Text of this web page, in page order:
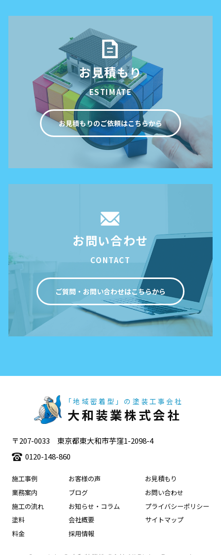
お見積もり
ESTIMATE
お見積もりのご依頼はこちらから
お問い合わせ
CONTACT
ご質問・お問い合わせはこちらから
「地域密着型」の塗装工事会社
大和装業株式会社
〒207-0033 東京都東大和市芋窪1-2098-4
0120-148-860
施工事例
業務案内
施工の流れ
塗料
料金
お客様の声
ブログ
お知らせ・コラム
会社概要
採用情報
お見積もり
お問い合わせ
プライバシーポリシー
サイトマップ